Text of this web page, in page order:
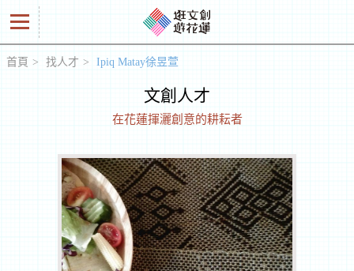
首頁 找人才 Ipiq Matay徐昱萱
文創人才
在花蓮揮灑創意的耕耘者